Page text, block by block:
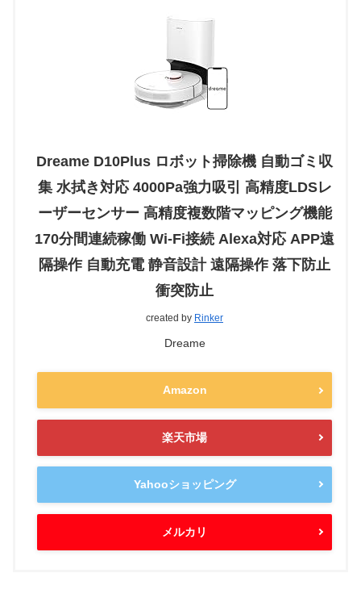
Dreame D10Plus ロボット掃除機 自動ゴミ収
集 水拭き対応 4000Pa強力吸引 高精度LDSレ
ーザーセンサー 高精度複数階マッピング機能
170分間連続稼働 Wi-Fi接続 Alexa対応 APP遠
隔操作 自動充電 静音設計 遠隔操作 落下防止
衝突防止
created by Rinker
Dreame
Amazon
楽天市場
Yahooショッピング
メルカリ